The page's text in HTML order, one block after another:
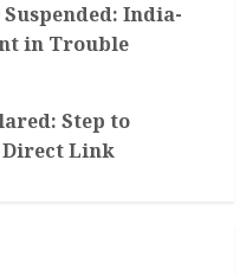
India-
in Trouble
Step to
Direct Link